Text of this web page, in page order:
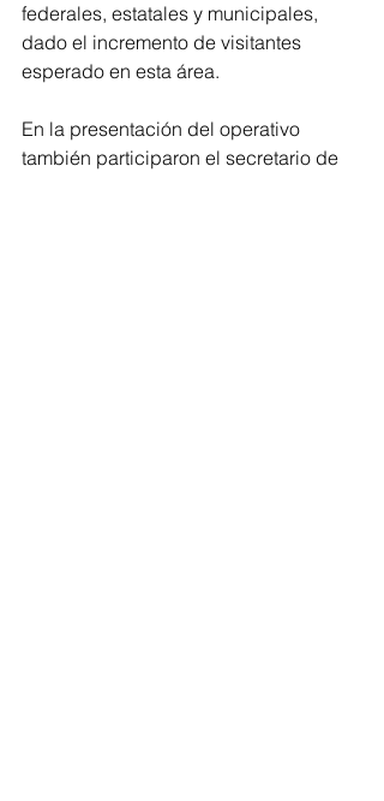
federales, estatales y municipales,
dado el incremento de visitantes
esperado en esta área.
En la presentación del operativo
también participaron el secretario de